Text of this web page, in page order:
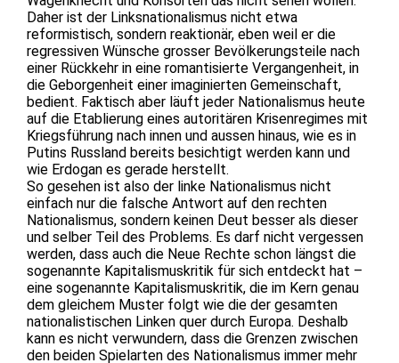
Daher ist der Linksnationalismus nicht etwa
reformistisch, sondern reaktionär, eben weil er die
regressiven Wünsche grosser Bevölkerungsteile nach
einer Rückkehr in eine romantisierte Vergangenheit, in
die Geborgenheit einer imaginierten Gemeinschaft,
bedient. Faktisch aber läuft jeder Nationalismus heute
auf die Etablierung eines autoritären Krisenregimes mit
Kriegsführung nach innen und aussen hinaus, wie es in
Putins Russland bereits besichtigt werden kann und
wie Erdogan es gerade herstellt.
So gesehen ist also der linke Nationalismus nicht
einfach nur die falsche Antwort auf den rechten
Nationalismus, sondern keinen Deut besser als dieser
und selber Teil des Problems. Es darf nicht vergessen
werden, dass auch die Neue Rechte schon längst die
sogenannte Kapitalismuskritik für sich entdeckt hat –
eine sogenannte Kapitalismuskritik, die im Kern genau
dem gleichem Muster folgt wie die der gesamten
nationalistischen Linken quer durch Europa. Deshalb
kann es nicht verwundern, dass die Grenzen zwischen
den beiden Spielarten des Nationalismus immer mehr